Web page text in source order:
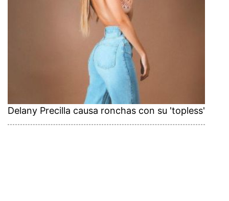
Delany Precilla causa ronchas con su 'topless'